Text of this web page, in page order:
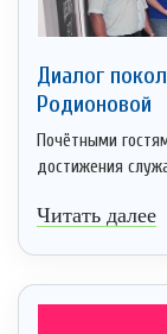
Диалог
Родионовой
Почётными
достижения
Читать далее